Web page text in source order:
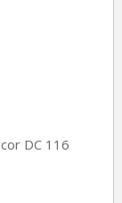
DC 116